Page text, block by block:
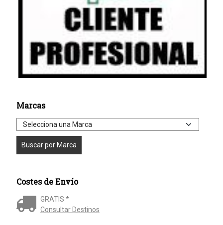
Marcas
Costes de Envío
GRATIS *
Consultar Destinos